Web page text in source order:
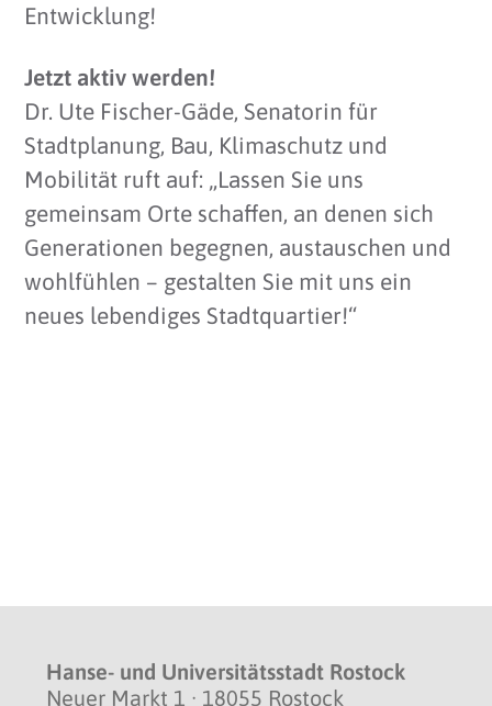
Entwicklung!
Jetzt aktiv werden!
Dr. Ute Fischer-Gäde, Senatorin für
Stadtplanung, Bau, Klimaschutz und
Mobilität ruft auf: „Lassen Sie uns
gemeinsam Orte schaffen, an denen sich
Generationen begegnen, austauschen und
wohlfühlen – gestalten Sie mit uns ein
neues lebendiges Stadtquartier!“
Hanse- und Universitätsstadt Rostock
Neuer Markt 1 · 18055 Rostock